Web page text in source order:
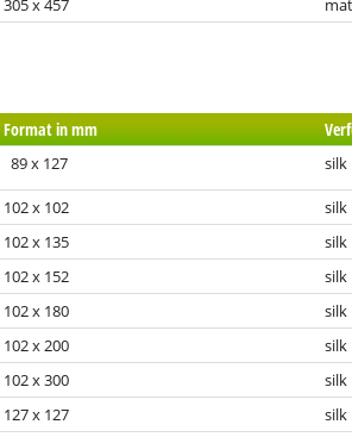
305 x 457
Format in mm
89 x 127 silk
102 x 102 silk
102 x 135 silk
102 x 152 silk
102 x 180 silk
102 x 200 silk
102 x 300 silk
127 x 127 silk